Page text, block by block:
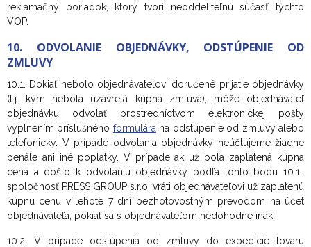
reklamačný poriadok, ktorý tvorí neoddeliteľnú súčasť týchto
VOP.
10. ODVOLANIE OBJEDNÁVKY, ODSTÚPENIE OD
ZMLUVY
10.1. Dokiaľ nebolo objednávateľovi doručené prijatie objednávky
(t.j. kým nebola uzavretá kúpna zmluva), môže objednávateľ
objednávku odvolať prostredníctvom elektronickej pošty
vyplnením príslušného formulára na odstúpenie od zmluvy alebo
telefonicky. V prípade odvolania objednávky neúčtujeme žiadne
penále ani iné poplatky. V prípade ak už bola zaplatená kúpna
cena a došlo k odvolaniu objednávky podľa tohto bodu 10.1.,
spoločnosť PRESS GROUP s.r.o. vráti objednávateľovi už zaplatenú
kúpnu cenu v lehote 7 dní bezhotovostným prevodom na účet
objednávateľa, pokiaľ sa s objednávateľom nedohodne inak.
10.2. V prípade odstúpenia od zmluvy do expedície tovaru